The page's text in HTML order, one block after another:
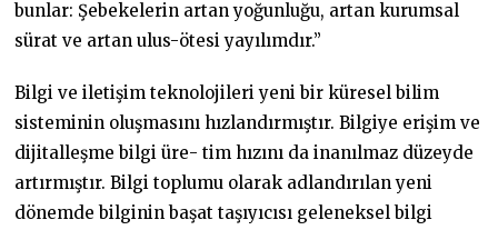
bunlar: Şebekelerin artan yoğunluğu, artan kurumsal
sürat ve artan ulus-ötesi yayılımdır.”
Bilgi ve iletişim teknolojileri yeni bir küresel bilim
sisteminin oluşmasını hızlandırmıştır. Bilgiye erişim ve
dijitalleşme bilgi üre- tim hızını da inanılmaz düzeyde
artırmıştır. Bilgi toplumu olarak adlandırılan yeni
dönemde bilginin başat taşıyıcısı geleneksel bilgi